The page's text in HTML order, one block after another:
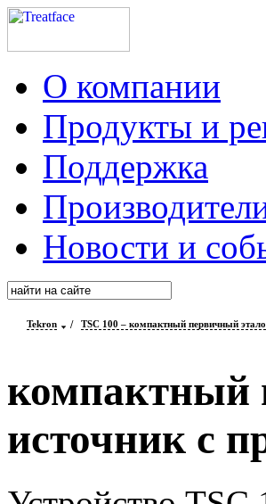
О компании
Продукты и
Поддержка
Новости и
Tekron / TSC 100 – компактный первичный
компактный
источник с